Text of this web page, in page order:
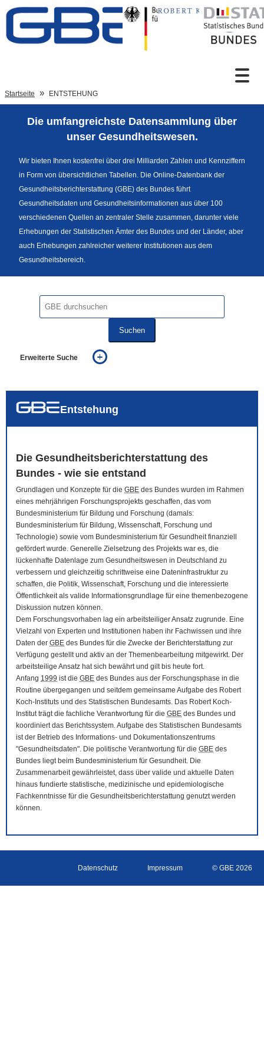
Zum Inhalt
Sprachumschaltung
Fußzeile
Startseite ENTSTEHUNG
Die umfangreichste Datensammlung über
unser Gesundheitswesen.
Wir bieten Ihnen kostenfrei über drei Milliarden Zahlen und Kennziffern
in Form von übersichtlichen Tabellen. Die Online-Datenbank der
Gesundheitsberichterstattung (GBE) des Bundes führt
Gesundheitsdaten und Gesundheitsinformationen aus über 100
verschiedenen Quellen an zentraler Stelle zusammen, darunter viele
Erhebungen der Statistischen Ämter des Bundes und der Länder, aber
auch Erhebungen zahlreicher weiterer Institutionen aus dem
Gesundheitsbereich.
Suchen
Erweiterte Suche
auch in allen Texten suchen (Volltextsuche)
Entstehung
Die Gesundheitsberichterstattung des
Bundes - wie sie entstand
Grundlagen und Konzepte für die GBE des Bundes wurden im Rahmen
eines mehrjährigen Forschungsprojekts geschaffen, das vom
Bundesministerium für Bildung und Forschung (damals:
Bundesministerium für Bildung, Wissenschaft, Forschung und
Technologie) sowie vom Bundesministerium für Gesundheit finanziell
gefördert wurde. Generelle Zielsetzung des Projekts war es, die
lückenhafte Datenlage zum Gesundheitswesen in Deutschland zu
verbessern und gleichzeitig schrittweise eine Dateninfrastruktur zu
schaffen, die Politik, Wissenschaft, Forschung und die interessierte
Öffentlichkeit als valide Informationsgrundlage für eine themenbezogene
Diskussion nutzen können.
Dem Forschungsvorhaben lag ein arbeitsteiliger Ansatz zugrunde. Eine
Vielzahl von Experten und Institutionen haben ihr Fachwissen und ihre
Daten der GBE des Bundes für die Zwecke der Berichterstattung zur
Verfügung gestellt und aktiv an der Themenbearbeitung mitgewirkt. Der
arbeitsteilige Ansatz hat sich bewährt und gilt bis heute fort.
Anfang 1999 ist die GBE des Bundes aus der Forschungsphase in die
Routine übergegangen und seitdem gemeinsame Aufgabe des Robert
Koch-Instituts und des Statistischen Bundesamts. Das Robert Koch-
Institut trägt die fachliche Verantwortung für die GBE des Bundes und
koordiniert das Berichtssystem. Aufgabe des Statistischen Bundesamts
ist der Betrieb des Informations- und Dokumentationszentrums
"Gesundheitsdaten". Die politische Verantwortung für die GBE des
Bundes liegt beim Bundesministerium für Gesundheit. Die
Zusammenarbeit gewährleistet, dass über valide und aktuelle Daten
hinaus fundierte statistische, medizinische und epidemiologische
Fachkenntnisse für die Gesundheitsberichterstattung genutzt werden
können.
Datenschutz Impressum © GBE 2026